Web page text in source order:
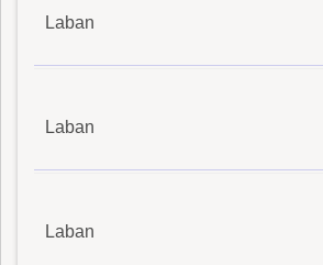
Laban
Laban
Laban